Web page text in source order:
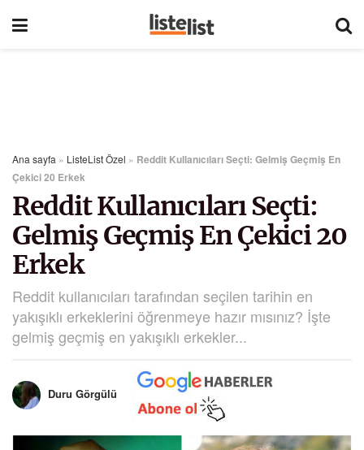
Ana sayfa » ListeList Özel » Reddit Kullanıcıları Seçti: Gelmiş Geçmiş En
Çekici 20 Erkek
Reddit Kullanıcıları Seçti:
Gelmiş Geçmiş En Çekici 20
Erkek
Reddit kullanıcıları tarafından seçilen tarihin en
yakışıklı erkeklerini öğrenmeye hazır mısınız? İşte
gelmiş geçmiş en yakışıklı erkekler...
Duru Görgülü